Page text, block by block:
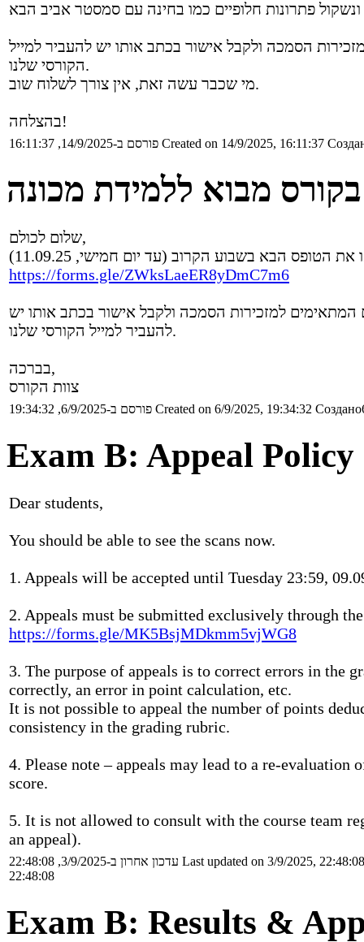
הסמכה ולקבל אישור בכתב אותו יש להעביר למייל
הקורסי שלנו.
מי שכבר עשה זאת, אין צורך לשלוח שוב.
בהצלחה!
פורסם ב-14/9/2025, 16:11:37 Created on 14/9/2025, 16:11:37
מבוא ללמידת מכונה
שלום לכולם,
https://forms.gle/ZWksLaeER8yDmC7m6
למזכירות הסמכה ולקבל אישור בכתב אותו יש
להעביר למייל הקורסי שלנו.
בברכה,
צוות הקורס
פורסם ב-6/9/2025, 19:34:32 Created on 6/9/2025, 19:34:32
Exam B: Appeal Policy
Dear students,
You should be able to see the scans now.
1. Appeals will be accepted until Tuesday 23:59,
2. Appeals must be submitted exclusively through
https://forms.gle/MK5BsjMDkmm5vjWG8
3. The purpose of appeals is to correct errors in the
correctly, an error in point calculation, etc.
It is not possible to appeal the number of points
consistency in the grading rubric.
4. Please note – appeals may lead to a re-evaluation
score.
5. It is not allowed to consult with the course team
an appeal).
עדכון אחרון ב-3/9/2025, 22:48:08 Last updated on 3/9/2025, 22:48:08
22:48:08
Exam B: Results &